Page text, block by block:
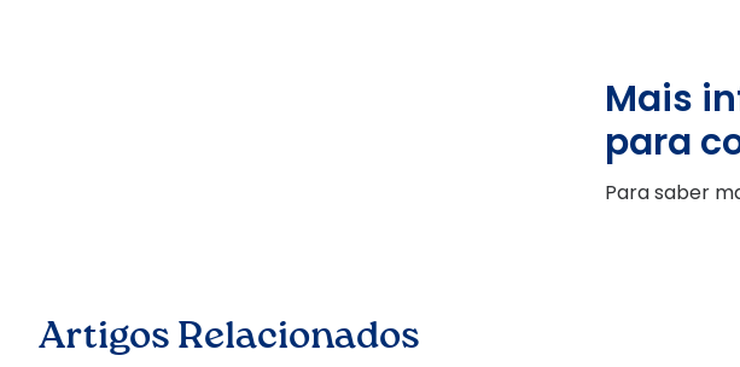
Mais
para
Para saber
Artigos Relacionados